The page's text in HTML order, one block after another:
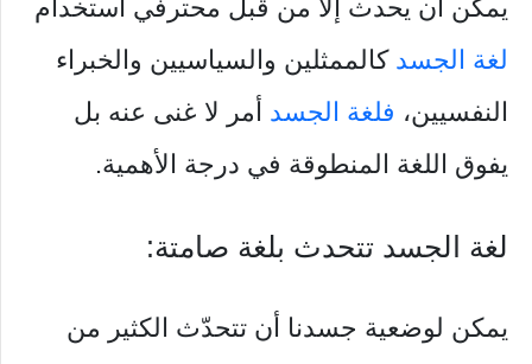
يمكن أن يحدث إلّا من قبل محترفي استخدام
لغة الجسد كالممثلين والسياسيين والخبراء
النفسيين، فلغة الجسد أمر لا غنى عنه بل
يفوق اللغة المنطوقة في درجة الأهمية.
لغة الجسد تتحدث بلغة صامتة:
يمكن لوضعية جسدنا أن تتحدّث الكثير من